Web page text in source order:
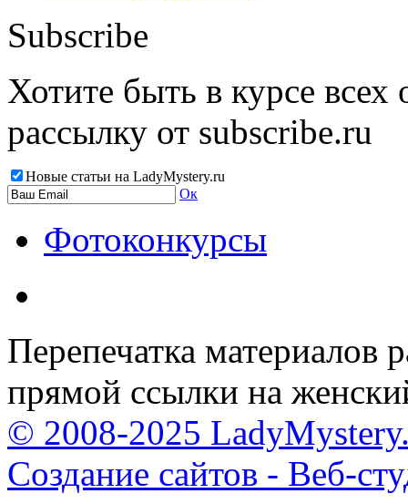
Subscribe
Хотите быть в курсе
рассылку от subscribe.ru
Новые статьи на LadyMystery.ru
Ок
Фотоконкурсы
Перепечатка материалов
прямой ссылки на
© 2008-2025
Создание сайтов - Веб-